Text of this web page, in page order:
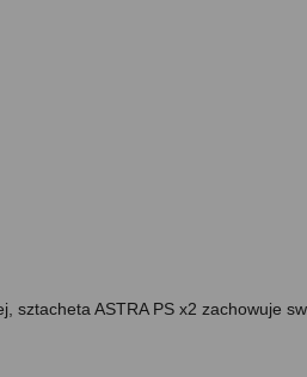
sztacheta ASTRA PS x2 zachowuje